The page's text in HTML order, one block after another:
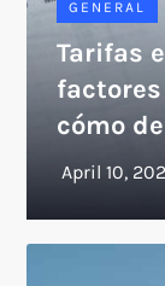
GENERAL
Tarifas
cómo